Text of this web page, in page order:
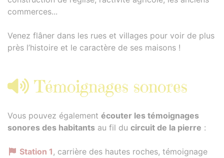
commerces...
Venez flâner dans les rues et villages pour voir de plus
près l’histoire et le caractère de ses maisons !
Témoignages sonores
Vous pouvez également écouter les témoignages
sonores des habitants au fil du circuit de la pierre :
Station 1, carrière des hautes roches, témoignage